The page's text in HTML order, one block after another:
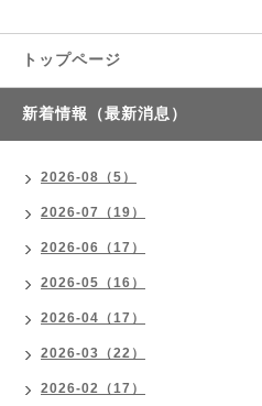
トップページ
新着情報（最新消息）
2026-08（5）
2026-07（19）
2026-06（17）
2026-05（16）
2026-04（17）
2026-03（22）
2026-02（17）